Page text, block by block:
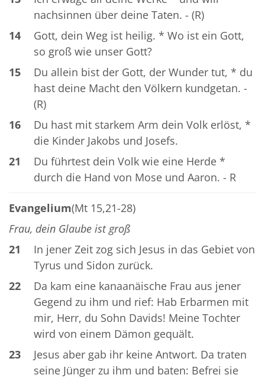
nachsinnen über deine Taten. - (R)
14
Gott, dein Weg ist heilig. * Wo ist ein Gott,
so groß wie unser Gott?
15
Du allein bist der Gott, der Wunder tut, * du
hast deine Macht den Völkern kundgetan. -
(R)
16
Du hast mit starkem Arm dein Volk erlöst, *
die Kinder Jakobs und Josefs.
21
Du führtest dein Volk wie eine Herde *
durch die Hand von Mose und Aaron. - R
Evangelium(Mt 15,21-28)
Frau, dein Glaube ist groß
21
In jener Zeit zog sich Jesus in das Gebiet von
Tyrus und Sidon zurück.
22
Da kam eine kanaanäische Frau aus jener
Gegend zu ihm und rief: Hab Erbarmen mit
mir, Herr, du Sohn Davids! Meine Tochter
wird von einem Dämon gequält.
23
Jesus aber gab ihr keine Antwort. Da traten
seine Jünger zu ihm und baten: Befrei sie